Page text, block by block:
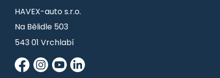
HAVEX-auto s.r.o.
Na Bělidle 503
543 01 Vrchlabí